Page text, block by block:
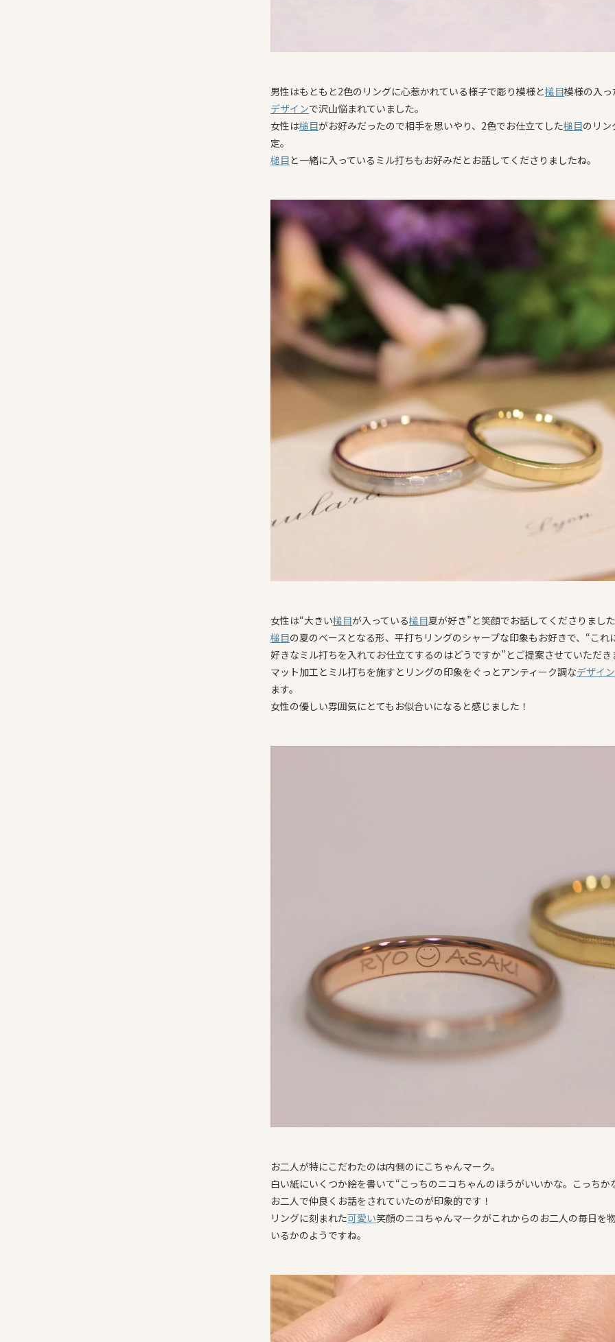
男性はもともと2色のリングに心惹かれている様子で彫り模様と槌目模様の入
デザインで沢山悩まれていました。
女性は槌目がお好みだったので相手を思いやり、2色でお仕立てした槌目のリン
定。
槌目と一緒に入っているミル打ちもお好みだとお話してくださりましたね。
女性は“大きい槌目が入っている槌目夏が好き”と笑顔でお話してくださりまし
槌目の夏のベースとなる形、平打ちリングのシャープな印象もお好きで、“これ
好きなミル打ちを入れてお仕立てするのはどうですか”とご提案させていただき
マット加工とミル打ちを施すとリングの印象をぐっとアンティーク調なデザイン
ます。
女性の優しい雰囲気にとてもお似合いになると感じました！
お二人が特にこだわたのは内側のにこちゃんマーク。
白い紙にいくつか絵を書いて“こっちのニコちゃんのほうがいいかな。こっちか
お二人で仲良くお話をされていたのが印象的です！
リングに刻まれた可愛い笑顔のニコちゃんマークがこれからのお二人の毎日を
いるかのようですね。